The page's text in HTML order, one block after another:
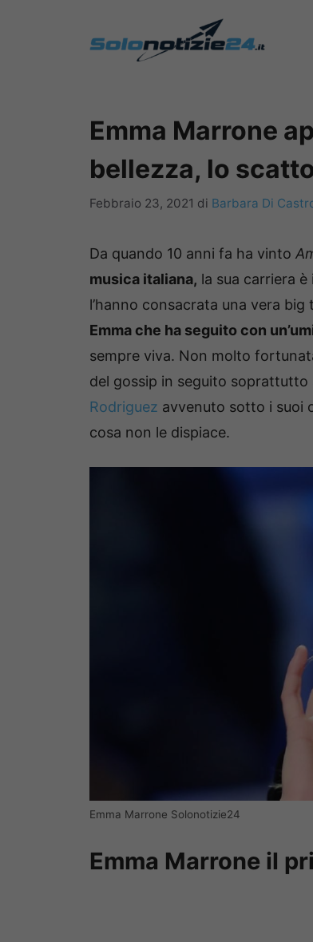
Emma Marrone
bellezza, lo
Febbraio 23, 2021 di Barbara Di
Da quando 10 anni fa ha vinto
musica italiana, la sua carriera
l’hanno consacrata una vera
Emma che ha seguito con
sempre viva. Non molto
del gossip in seguito soprattutto
Rodriguez avvenuto sotto i suoi
cosa non le dispiace.
Emma Marrone Solonotizie24
Emma Marrone il